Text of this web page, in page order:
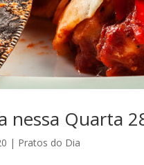
nessa Quarta
| Pratos do Dia